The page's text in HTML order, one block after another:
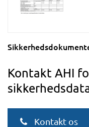
Kontakt AHI
Kontakt os